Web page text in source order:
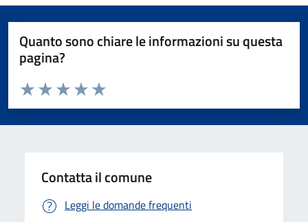
Quanto sono chiare le informazioni su questa
pagina?
Valuta da 1 a 5 stelle la pagina
Valuta 5 stelle su 5
Valuta 4 stelle su 5
Valuta 3 stelle su 5
Valuta 2 stelle su 5
Valuta 1 stelle su 5
Contatta il comune
Leggi le domande frequenti